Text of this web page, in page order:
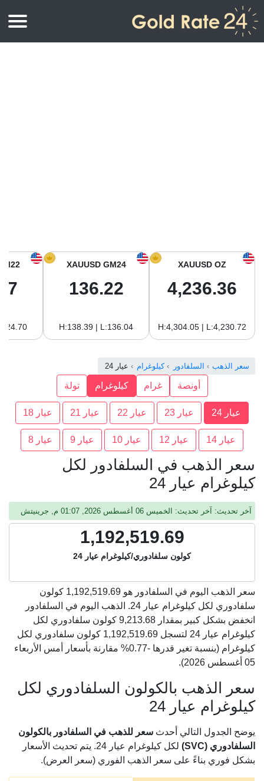
أسعار الذهب في أمريكا الجنوبية
XAUUSD OZ
4,236.36
H:4,304.05 | L:4,230.72
XAUUSD GM24
136.22
H:138.39 | L:136.04
سعر الذهب السلفادور كيلوغرام عيار 24
أونصة غرام كيلوغرام تولة
عيار 24 عيار 23 عيار 22 عيار 21 عيار 18
عيار 14 عيار 12 عيار 10 عيار 9 عيار 8
سعر الذهب في السلفادور لكل
كيلوغرام عيار 24
آخر تحديث: آخر تحديث: الخميس 06 أغسطس 2026, 01:07 م, جرينيتش
1,192,519.69
كولون سلفادوري/كيلوغرام عيار 24
سعر الذهب اليوم في السلفادور هو 1,192,519.69 كولون
سلفادوري لكل كيلوغرام عيار 24. الذهب اليوم في السلفادور
انخفض بشكل كبير بمقدار 9,213.68 كولون سلفادوري لكل
كيلوغرام عيار 24 لتسجل 1,192,519.69 كولون سلفادوري لكل
كيلوغرام (بنسبة تغير قدرها -0.77% مقارنة بأسعار أمس الأربعاء
05 أغسطس 2026).
سعر الذهب بالكولون السلفادوري لكل
كيلوغرام عيار 24
يوضح الجدول التالي أحدث سعر للذهب في السلفادور بالكولون
السلفادوري (SVC)
لكل كيلوغرام عيار 24. يتم تحديث الأسعار
بشكل فوري بناءً على سعر الذهب الفوري (سعر العرض).